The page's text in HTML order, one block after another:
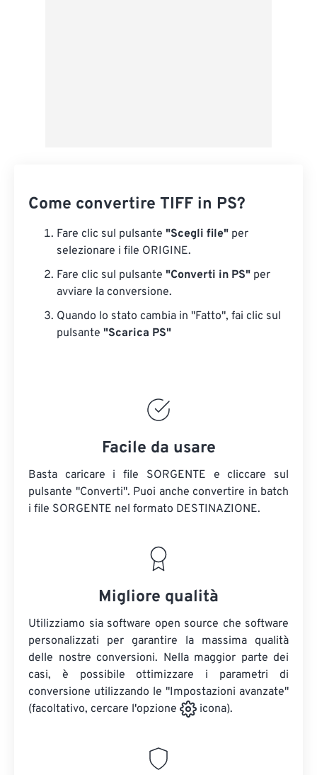
Come convertire TIFF in PS?
Fare clic sul pulsante "Scegli file" per
selezionare i file ORIGINE.
Fare clic sul pulsante "Converti in PS" per
avviare la conversione.
Quando lo stato cambia in "Fatto", fai clic sul
pulsante "Scarica PS"
Facile da usare
Basta caricare i file SORGENTE e cliccare sul
pulsante "Converti". Puoi anche convertire in batch
i file SORGENTE nel formato DESTINAZIONE.
Migliore qualità
Utilizziamo sia software open source che software
personalizzati per garantire la massima qualità
delle nostre conversioni. Nella maggior parte dei
casi, è possibile ottimizzare i parametri di
conversione utilizzando le "Impostazioni avanzate"
(facoltativo, cercare l'opzione
icona).